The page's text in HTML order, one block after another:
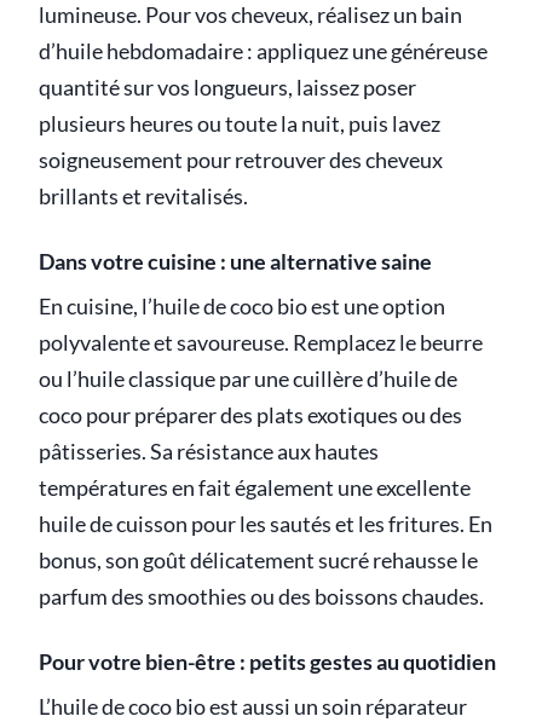
lumineuse. Pour vos cheveux, réalisez un bain
d’huile hebdomadaire : appliquez une généreuse
quantité sur vos longueurs, laissez poser
plusieurs heures ou toute la nuit, puis lavez
soigneusement pour retrouver des cheveux
brillants et revitalisés.
Dans votre cuisine : une alternative saine
En cuisine, l’huile de coco bio est une option
polyvalente et savoureuse. Remplacez le beurre
ou l’huile classique par une cuillère d’huile de
coco pour préparer des plats exotiques ou des
pâtisseries. Sa résistance aux hautes
températures en fait également une excellente
huile de cuisson pour les sautés et les fritures. En
bonus, son goût délicatement sucré rehausse le
parfum des smoothies ou des boissons chaudes.
Pour votre bien-être : petits gestes au quotidien
L’huile de coco bio est aussi un soin réparateur